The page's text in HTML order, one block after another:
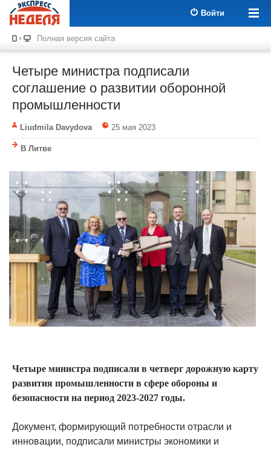
Войти
Полная версия сайта
Четыре министра подписали
соглашение о развитии оборонной
промышленности
Liudmila Davydova 25 мая 2023
В Литве
Четыре министра подписали в четверг дорожную карту
развития промышленности в сфере обороны и
безопасности на период 2023-2027 годы.
Документ, формирующий потребности отрасли и
инновации, подписали министры экономики и